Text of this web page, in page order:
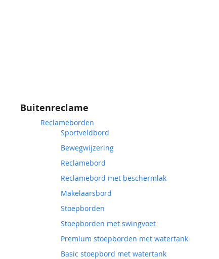
Buitenreclame
Reclameborden
Sportveldbord
Bewegwijzering
Reclamebord
Reclamebord met beschermlak
Makelaarsbord
Stoepborden
Stoepborden met swingvoet
Premium stoepborden met watertank
Basic stoepbord met watertank